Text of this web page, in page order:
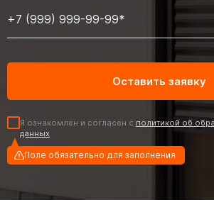
Я ознакомлен и согласен с политикой об
данных
Поле обязательно для заполнения